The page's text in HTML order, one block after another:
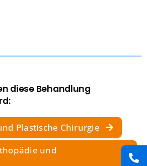
diese Behandlung
Plastische Chirurgie
und